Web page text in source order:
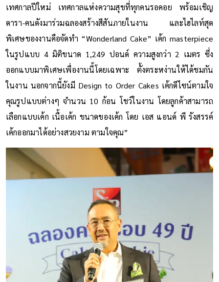
เทศกาลปีใหม่ เทศกาลแห่งความสุขที่ทุกคนรอคอย พร้อมเชิญ
ดารา-คนดังมาร่วมฉลองสร้างสีสันภายในงาน และไฮไลท์สุด
พิเศษของงานคือจัดทำ “Wonderland Cake” เค้ก masterpiece
ในรูปแบบ 4 มิติขนาด 1,249 ปอนด์ ความสูงกว่า 2 เมตร ซึ่ง
ออกแบบมาพิเศษเพื่องานนี้โดยเฉพาะ ตั้งตระหง่านให้ได้ชมกัน
ในงาน นอกจากนี้ยังมี Design to Order Cakes เค้กดีไซน์ตามใจ
คุณรูปแบบต่างๆ จำนวน 10 ก้อน โชว์ในงาน โดยลูกค้าสามารถ
เลือกแบบเค้ก เนื้อเค้ก ขนาดของเค้ก โดย เอส แอนด์ พี รังสรรค์
เค้กออกมาได้อย่างสวยงาม ตามใจคุณ”